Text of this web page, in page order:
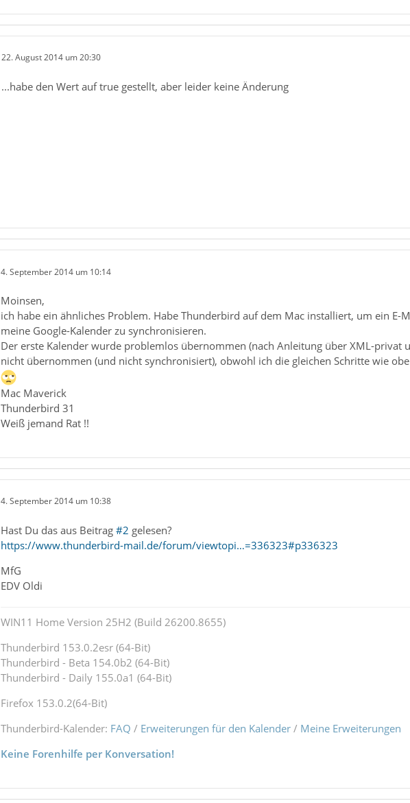
22. August 2014 um 20:30
...habe den Wert auf true gestellt, aber leider keine Änderung
4. September 2014 um 10:14
Moinsen,
ich habe ein ähnliches Problem. Habe Thunderbird auf dem Mac installiert, um ein
meine Google-Kalender zu synchronisieren.
Der erste Kalender wurde problemlos übernommen (nach Anleitung über XML-privat
nicht übernommen (und nicht synchronisiert), obwohl ich die gleichen Schritte wie
Mac Maverick
Thunderbird 31
Weiß jemand Rat !!
4. September 2014 um 10:38
Hast Du das aus Beitrag #2 gelesen?
https://www.thunderbird-mail.de/forum/viewtopi…=336323#p336323
MfG
EDV Oldi
WIN11 Home Version 25H2 (Build 26200.8655)
Thunderbird 153.0.2esr (64-Bit)
Thunderbird - Beta 154.0b2 (64-Bit)
Thunderbird - Daily 155.0a1 (64-Bit)
Firefox 153.0.2(64-Bit)
Thunderbird-Kalender: FAQ / Erweiterungen für den Kalender/ Meine Erweiterungen
Keine Forenhilfe per Konversation!